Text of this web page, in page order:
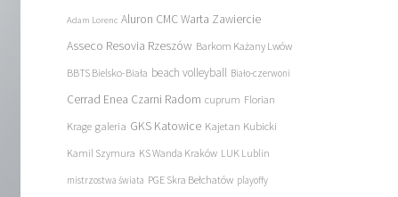
Adam Lorenc Aluron CMC Warta Zawiercie
Asseco Resovia Rzeszów Barkom Każany Lwów
BBTS Bielsko-Biała beach volleyball Biało-czerwoni
Cerrad Enea Czarni Radom cuprum Florian
Krage galeria GKS Katowice Kajetan Kubicki
Kamil Szymura KS Wanda Kraków LUK Lublin
mistrzostwa świata PGE Skra Bełchatów playoffy